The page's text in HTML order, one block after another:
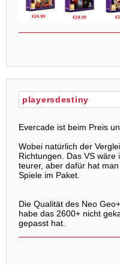
playersdestiny
Evercade ist beim Preis
Wobei natürlich der
Richtungen. Das VS wäre
teurer, aber dafür hat
Spiele im Paket.
Die Qualität des Neo
habe das 2600+ nicht
gepasst hat.